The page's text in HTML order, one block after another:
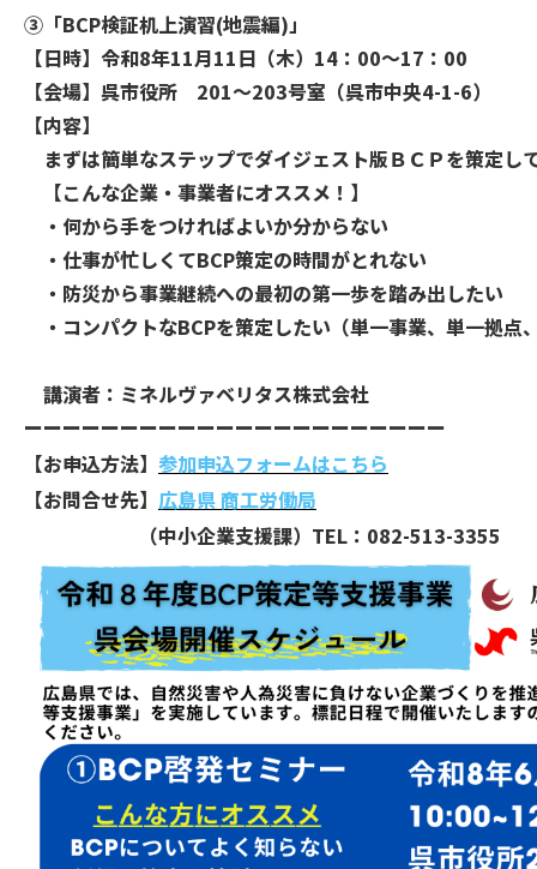
➂「BCP検証机上演習(地震編)」
【日時】令和8年11月11日（木）14：00～17：00
【会場】呉市役所 201～203号室（呉市中央4-1-6）
【内容】
まずは簡単なステップでダイジェスト版ＢＣＰを策定し
【こんな企業・事業者にオススメ！】
​・何から手をつければよいか分からない
・仕事が忙しくてBCP策定の時間がとれない
・防災から事業継続への最初の第一歩を踏み出したい
・コンパクトなBCPを策定したい（単一事業、単一拠点
​ 講演者：ミネルヴァベリタス株式会社
ーーーーーーーーーーーーーーーーーーーーーー
【お申込方法】 参加申込フォームはこちら
【お問合せ先】 広島県 商工労働局
（中小企業支援課）TEL：082-513-3355